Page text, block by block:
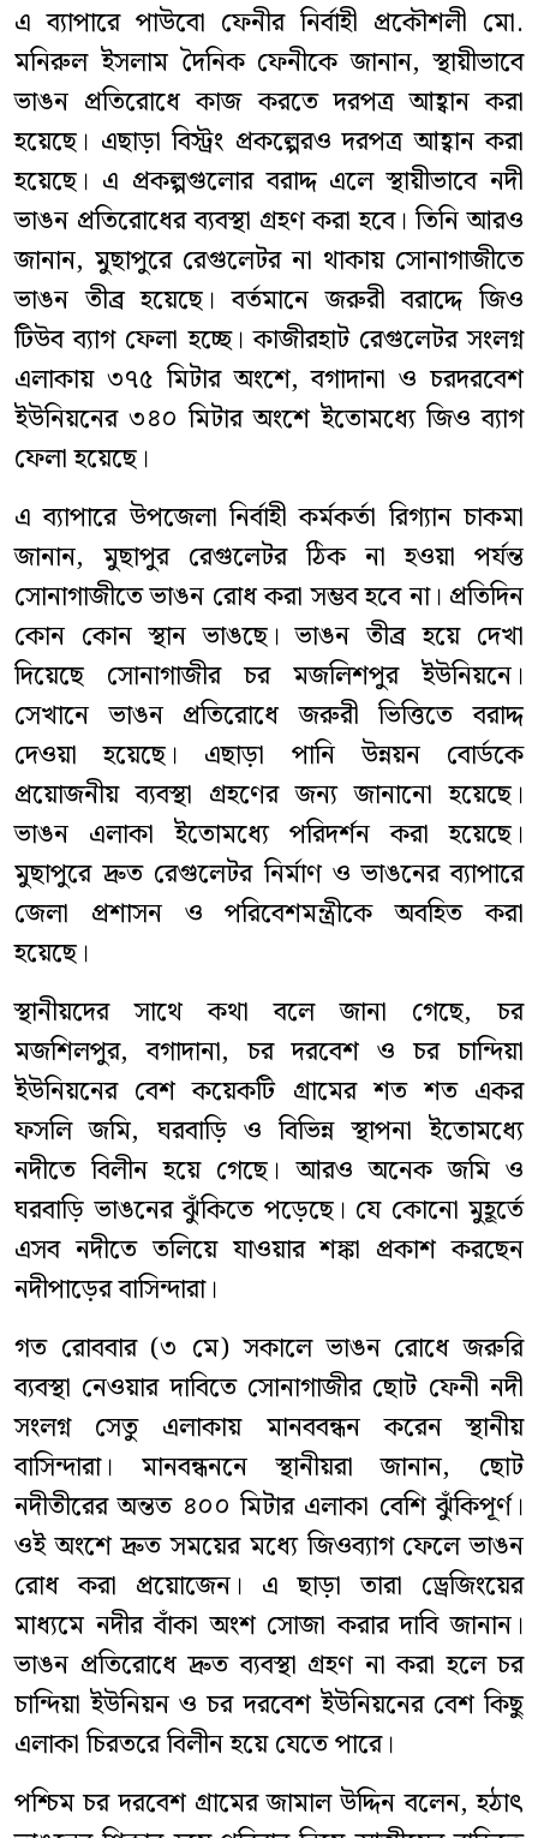
এ ব্যাপারে পাউবো ফেনীর নির্বাহী প্রকৌশলী মো.
মনিরুল ইসলাম দৈনিক ফেনীকে জানান, স্থায়ীভাবে
ভাঙন প্রতিরোধে কাজ করতে দরপত্র আহ্বান করা
হয়েছে। এছাড়া বিস্ট্রং প্রকল্পেরও দরপত্র আহ্বান করা
হয়েছে। এ প্রকল্পগুলোর বরাদ্দ এলে স্থায়ীভাবে নদী
ভাঙন প্রতিরোধের ব্যবস্থা গ্রহণ করা হবে। তিনি আরও
জানান, মুছাপুরে রেগুলেটর না থাকায় সোনাগাজীতে
ভাঙন তীব্র হয়েছে। বর্তমানে জরুরী বরাদ্দে জিও
টিউব ব্যাগ ফেলা হচ্ছে। কাজীরহাট রেগুলেটর সংলগ্ন
এলাকায় ৩৭৫ মিটার অংশে, বগাদানা ও চরদরবেশ
ইউনিয়নের ৩৪০ মিটার অংশে ইতোমধ্যে জিও ব্যাগ
ফেলা হয়েছে।
এ ব্যাপারে উপজেলা নির্বাহী কর্মকর্তা রিগ্যান চাকমা
জানান, মুছাপুর রেগুলেটর ঠিক না হওয়া পর্যন্ত
সোনাগাজীতে ভাঙন রোধ করা সম্ভব হবে না। প্রতিদিন
কোন কোন স্থান ভাঙছে। ভাঙন তীব্র হয়ে দেখা
দিয়েছে সোনাগাজীর চর মজলিশপুর ইউনিয়নে।
সেখানে ভাঙন প্রতিরোধে জরুরী ভিত্তিতে বরাদ্দ
দেওয়া হয়েছে। এছাড়া পানি উন্নয়ন বোর্ডকে
প্রয়োজনীয় ব্যবস্থা গ্রহণের জন্য জানানো হয়েছে।
ভাঙন এলাকা ইতোমধ্যে পরিদর্শন করা হয়েছে।
মুছাপুরে দ্রুত রেগুলেটর নির্মাণ ও ভাঙনের ব্যাপারে
জেলা প্রশাসন ও পরিবেশমন্ত্রীকে অবহিত করা
হয়েছে।
স্থানীয়দের সাথে কথা বলে জানা গেছে, চর
মজশিলপুর, বগাদানা, চর দরবেশ ও চর চান্দিয়া
ইউনিয়নের বেশ কয়েকটি গ্রামের শত শত একর
ফসলি জমি, ঘরবাড়ি ও বিভিন্ন স্থাপনা ইতোমধ্যে
নদীতে বিলীন হয়ে গেছে। আরও অনেক জমি ও
ঘরবাড়ি ভাঙনের ঝুঁকিতে পড়েছে। যে কোনো মুহূর্তে
এসব নদীতে তলিয়ে যাওয়ার শঙ্কা প্রকাশ করছেন
নদীপাড়ের বাসিন্দারা।
গত রোববার (৩ মে) সকালে ভাঙন রোধে জরুরি
ব্যবস্থা নেওয়ার দাবিতে সোনাগাজীর ছোট ফেনী নদী
সংলগ্ন সেতু এলাকায় মানববন্ধন করেন স্থানীয়
বাসিন্দারা। মানবন্ধননে স্থানীয়রা জানান, ছোট
নদীতীরের অন্তত ৪০০ মিটার এলাকা বেশি ঝুঁকিপূর্ণ।
ওই অংশে দ্রুত সময়ের মধ্যে জিওব্যাগ ফেলে ভাঙন
রোধ করা প্রয়োজেন। এ ছাড়া তারা ড্রেজিংয়ের
মাধ্যমে নদীর বাঁকা অংশ সোজা করার দাবি জানান।
ভাঙন প্রতিরোধে দ্রুত ব্যবস্থা গ্রহণ না করা হলে চর
চান্দিয়া ইউনিয়ন ও চর দরবেশ ইউনিয়নের বেশ কিছু
এলাকা চিরতরে বিলীন হয়ে যেতে পারে।
পশ্চিম চর দরবেশ গ্রামের জামাল উদ্দিন বলেন, হঠাৎ